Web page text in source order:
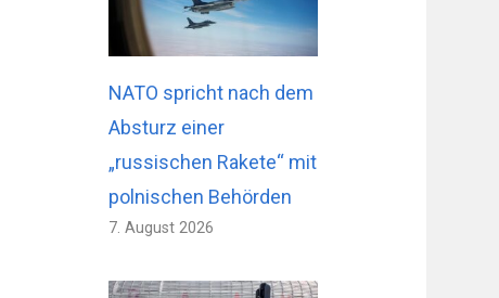
NATO spricht nach dem
Absturz einer
„russischen Rakete“ mit
polnischen Behörden
7. August 2026